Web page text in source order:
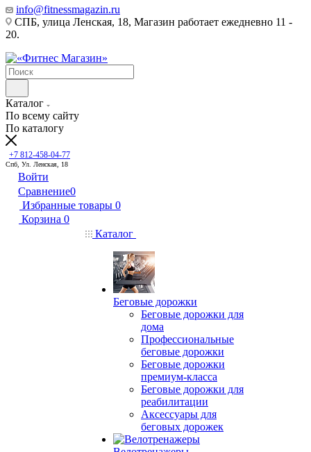
info@fitnessmagazin.ru
СПБ, улица Ленская, 18, Магазин работает ежедневно 11 -
20.
Каталог
По всему сайту
По каталогу
+7 812-458-04-77
Спб, Ул. Ленская, 18
Войти
Сравнение0
Избранные товары 0
Корзина 0
Каталог
Беговые дорожки
Беговые дорожки для
дома
Профессиональные
беговые дорожки
Беговые дорожки
премиум-класса
Беговые дорожки для
реабилитации
Аксессуары для
беговых дорожек